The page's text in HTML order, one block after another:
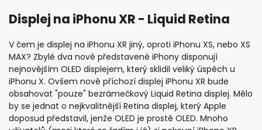
Displej na iPhonu XR - Liquid Retina
V čem je displej na iPhonu XR jiný, oproti iPhonu XS, nebo XS
MAX? Zbylé dva nově představené iPhony disponují
nejnovějším OLED displejem, který sklidil veliký úspěch u
iPhonu X. Ovšem nově příchozí displej iPhonu XR bude
obsahovat "pouze" bezrámečkový Liquid Retina displej. Mělo
by se jednat o nejkvalitnější Retina displej, který Apple
doposud představil, jenže OLED je prostě OLED. Mnoho